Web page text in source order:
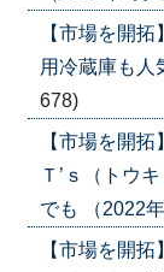
【市場を開
用冷蔵庫も人
678)
【市場を開
Ｔ’ｓ（トウ
でも （2022
【市場を開